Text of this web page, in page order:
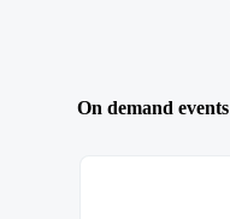
On demand events